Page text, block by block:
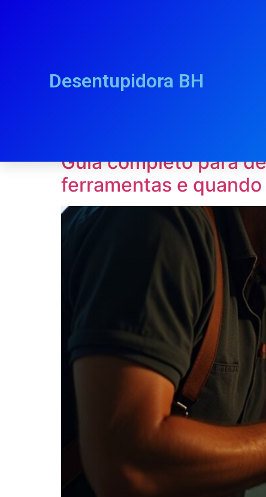
Desentupidora BH
Guia completo para
ferramentas e